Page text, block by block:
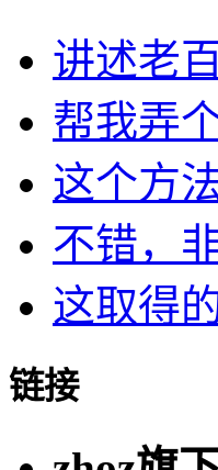
讲述老
帮我弄
这个方
不错，
这取得
链接